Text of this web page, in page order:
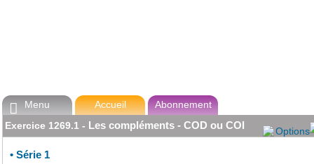
 Menu Accueil
Abonnement
Exercice 1269.1 - Les compléments - COD ou COI Options
• Série 1